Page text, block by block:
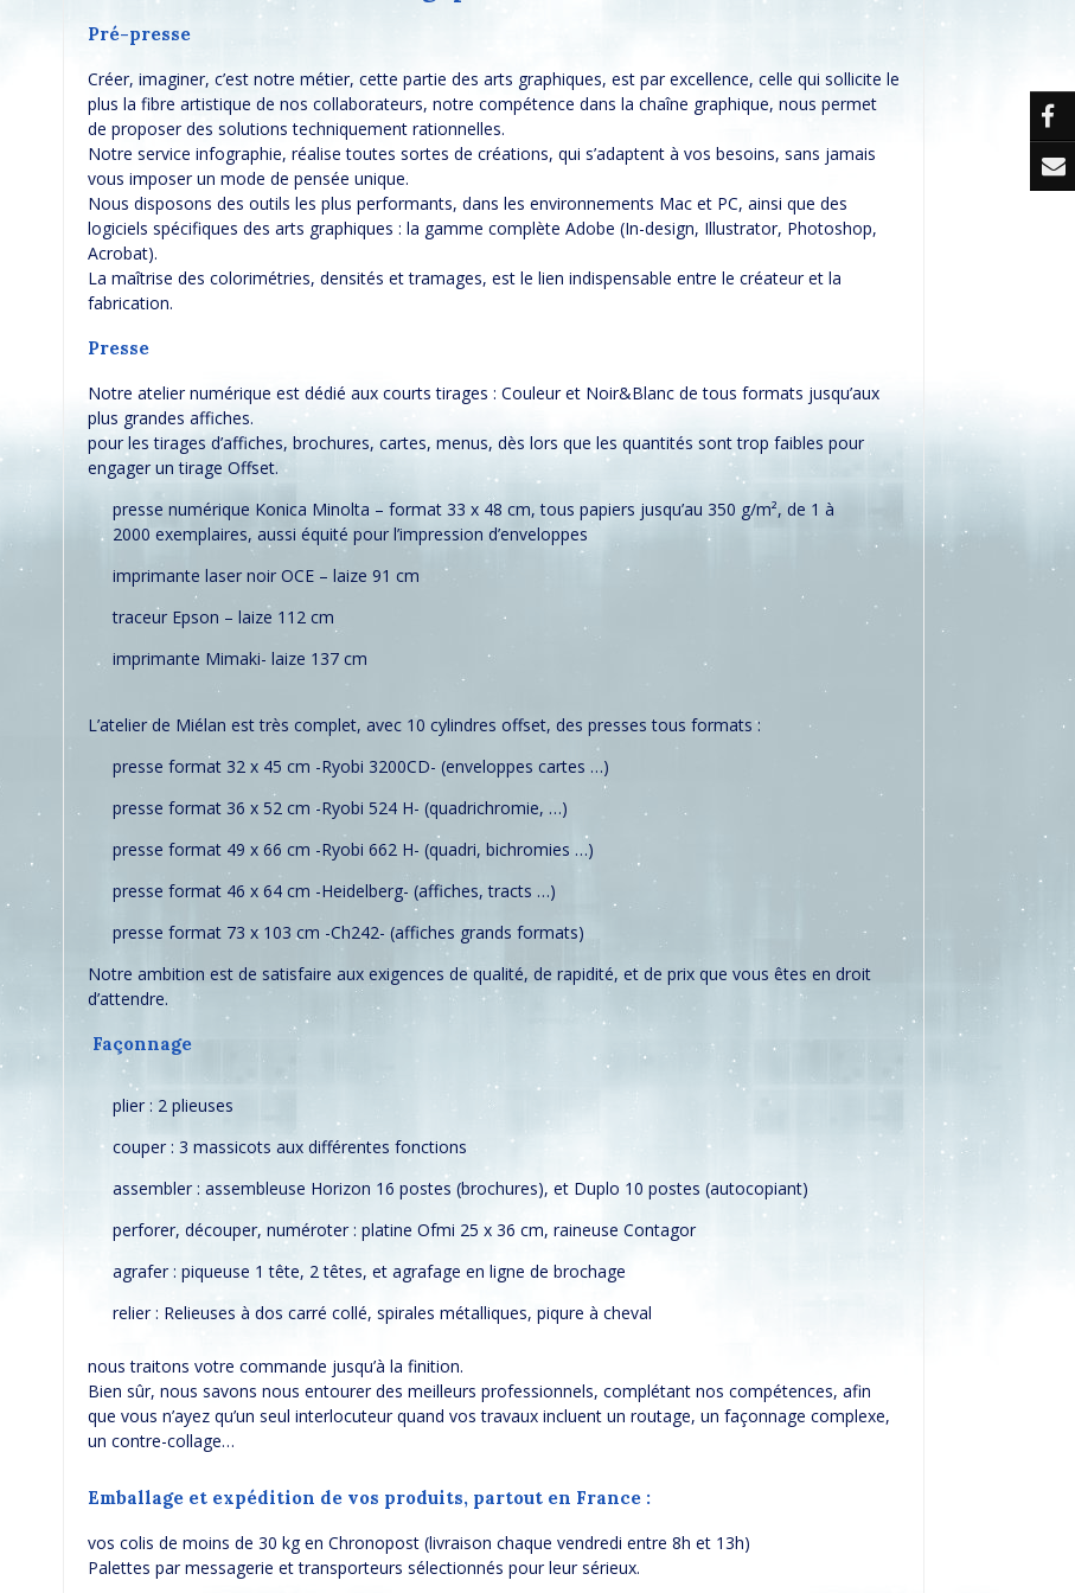
Pré-presse
Créer, imaginer, c’est notre métier, cette partie des arts graphiques, est par excellence, celle qui sollicite le
plus la fibre artistique de nos collaborateurs, notre compétence dans la chaîne graphique, nous permet
de proposer des solutions techniquement rationnelles.
Notre service infographie, réalise toutes sortes de créations, qui s’adaptent à vos besoins, sans jamais
vous imposer un mode de pensée unique.
Nous disposons des outils les plus performants, dans les environnements Mac et PC, ainsi que des
logiciels spécifiques des arts graphiques : la gamme complète Adobe (In-design, Illustrator, Photoshop,
Acrobat).
La maîtrise des colorimétries, densités et tramages, est le lien indispensable entre le créateur et la
fabrication.
Presse
Notre atelier numérique est dédié aux courts tirages : Couleur et Noir&Blanc de tous formats jusqu’aux
plus grandes affiches.
pour les tirages d’affiches, brochures, cartes, menus, dès lors que les quantités sont trop faibles pour
engager un tirage Offset.
presse numérique Konica Minolta – format 33 x 48 cm, tous papiers jusqu’au 350 g/m², de 1 à
2000 exemplaires, aussi équité pour l’impression d’enveloppes
imprimante laser noir OCE – laize 91 cm
traceur Epson – laize 112 cm
imprimante Mimaki- laize 137 cm
L’atelier de Miélan est très complet, avec 10 cylindres offset, des presses tous formats :
presse format 32 x 45 cm -Ryobi 3200CD- (enveloppes cartes …)
presse format 36 x 52 cm -Ryobi 524 H- (quadrichromie, …)
presse format 49 x 66 cm -Ryobi 662 H- (quadri, bichromies …)
presse format 46 x 64 cm -Heidelberg- (affiches, tracts …)
presse format 73 x 103 cm -Ch242- (affiches grands formats)
Notre ambition est de satisfaire aux exigences de qualité, de rapidité, et de prix que vous êtes en droit
d’attendre.
Façonnage
plier : 2 plieuses
couper : 3 massicots aux différentes fonctions
assembler : assembleuse Horizon 16 postes (brochures), et Duplo 10 postes (autocopiant)
perforer, découper, numéroter : platine Ofmi 25 x 36 cm, raineuse Contagor
agrafer : piqueuse 1 tête, 2 têtes, et agrafage en ligne de brochage
relier : Relieuses à dos carré collé, spirales métalliques, piqure à cheval
nous traitons votre commande jusqu’à la finition.
Bien sûr, nous savons nous entourer des meilleurs professionnels, complétant nos compétences, afin
que vous n’ayez qu’un seul interlocuteur quand vos travaux incluent un routage, un façonnage complexe,
un contre-collage…
Emballage et expédition de vos produits, partout en France :
vos colis de moins de 30 kg en Chronopost (livraison chaque vendredi entre 8h et 13h)
Palettes par messagerie et transporteurs sélectionnés pour leur sérieux.